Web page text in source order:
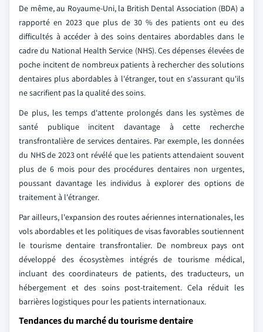
De même, au Royaume-Uni, la British Dental Association (BDA) a
rapporté en 2023 que plus de 30 % des patients ont eu des
difficultés à accéder à des soins dentaires abordables dans le
cadre du National Health Service (NHS). Ces dépenses élevées de
poche incitent de nombreux patients à rechercher des solutions
dentaires plus abordables à l'étranger, tout en s'assurant qu'ils
ne sacrifient pas la qualité des soins.
De plus, les temps d'attente prolongés dans les systèmes de
santé publique incitent davantage à cette recherche
transfrontalière de services dentaires. Par exemple, les données
du NHS de 2023 ont révélé que les patients attendaient souvent
plus de 6 mois pour des procédures dentaires non urgentes,
poussant davantage les individus à explorer des options de
traitement à l'étranger.
Par ailleurs, l'expansion des routes aériennes internationales, les
vols abordables et les politiques de visas favorables soutiennent
le tourisme dentaire transfrontalier. De nombreux pays ont
développé des écosystèmes intégrés de tourisme médical,
incluant des coordinateurs de patients, des traducteurs, un
hébergement et des soins post-traitement. Cela réduit les
barrières logistiques pour les patients internationaux.
Tendances du marché du tourisme dentaire